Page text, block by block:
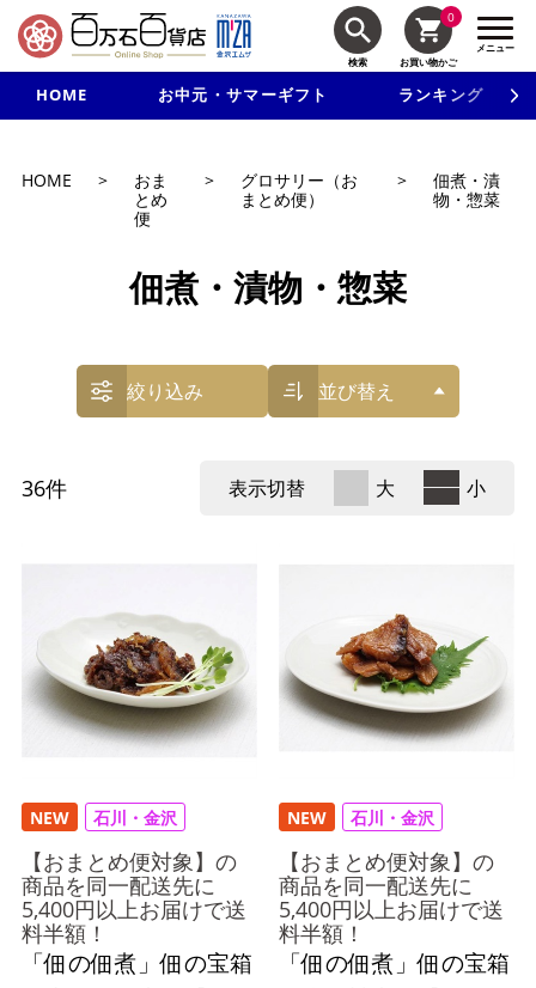
検索
0
お買い物かご
メニュー
HOME お中元・サマーギフト ランキング
新規入会で3千円以上で使える500円クーポンを進呈！
HOME >
おま
とめ
便
>
グロサリー（お
まとめ便）
>
佃煮・漬
物・惣菜
佃煮・漬物・惣菜
絞り込み 並び替え
36件 表示切替 大 小
NEW 石川・金沢
【おまとめ便対象】の
商品を同一配送先に
5,400円以上お届けで送
料半額！
「佃の佃煮」佃の宝箱
NEW 石川・金沢
【おまとめ便対象】の
商品を同一配送先に
5,400円以上お届けで送
料半額！
「佃の佃煮」佃の宝箱